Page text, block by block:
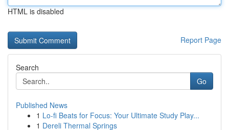
HTML is disabled
Report Page
Search
Go
Published News
1 Lo-fi Beats for Focus: Your Ultimate Study Play...
1 Dereli Thermal Springs